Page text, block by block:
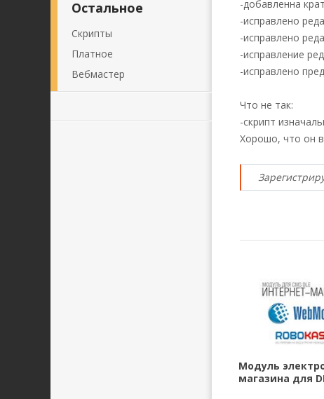
-добавленна
-исправлено
-исправлено
-исправление
-исправлено
Что не так:
-скрипт
Хорошо, что он
Модуль
магазина для
Остальное
Скрипты
Платное
Вебмастер